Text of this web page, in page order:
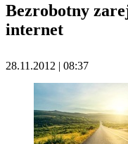
Bezrobotny
internet
28.11.2012 | 08:37